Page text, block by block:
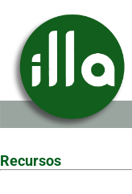
Recursos